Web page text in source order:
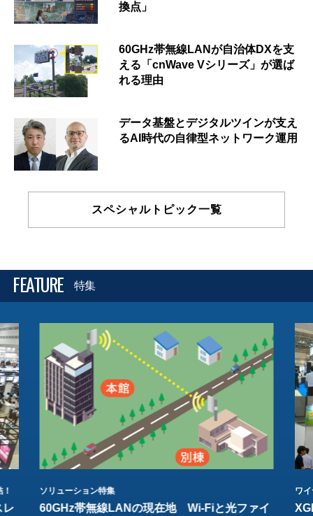
換点」
60GHz帯無線LANが自治体DXを支
える「cnWave Vシリーズ」が選ば
れる理由
データ基盤とデジタルツインが支え
るAI時代の自律型ネットワーク運用
スペシャルトピック一覧
FEATURE 特集
レ
ソリューション特集
60GHz帯無線LANの現在地 Wi-Fiと光ファイ
ワ